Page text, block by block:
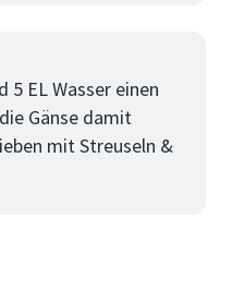
5 EL Wasser einen
Gänse damit
mit Streuseln &